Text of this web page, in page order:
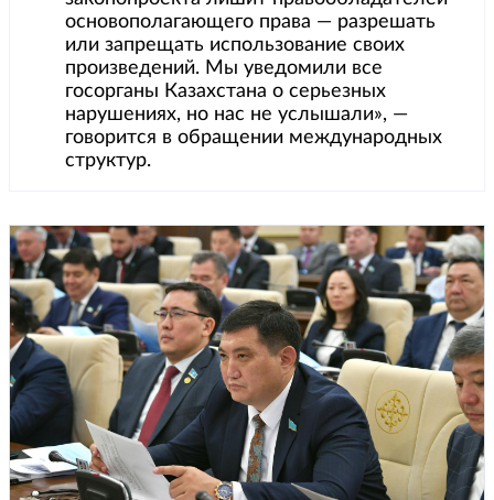
основополагающего права — разрешать
или запрещать использование своих
произведений. Мы уведомили все
госорганы Казахстана о серьезных
нарушениях, но нас не услышали», —
говорится в обращении международных
структур.